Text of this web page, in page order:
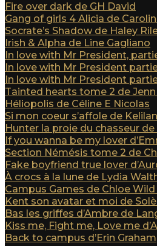
Fire over dark de GH David
Gang of girls 4 Alicia de
Socrate’s Shadow de Haley
Irish & Alpha de Line Gagliano
In love with Mr President,
In love with Mr President partie
In love with Mr President partie
Tainted hearts tome 2 de Jenn
Héliopolis de Céline E Nicolas
Si mon coeur s’affole de
Hunter la proie du chasseur
If you wanna be my lover
Section Némésis tome 2 de
Fake boyfriend true lover
À crocs à la lune de Lydia
Campus Games de Chloe
Kent son avatar et moi de
Bas les griffes d’Ambre de
Kiss me, Fight me, Love me
Back to campus d’Erin Graham